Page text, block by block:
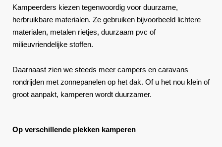
Kampeerders kiezen tegenwoordig voor duurzame,
herbruikbare materialen. Ze gebruiken bijvoorbeeld lichtere
materialen, metalen rietjes, duurzaam pvc of
milieuvriendelijke stoffen.
Daarnaast zien we steeds meer campers en caravans
rondrijden met zonnepanelen op het dak. Of u het nou klein of
groot aanpakt, kamperen wordt duurzamer.
Op verschillende plekken kamperen